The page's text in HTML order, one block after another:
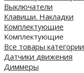
Выключатели
Клавиши. Накладки
Комплектующие
Комплектующие
Все товары категории
Датчики движения
Диммеры